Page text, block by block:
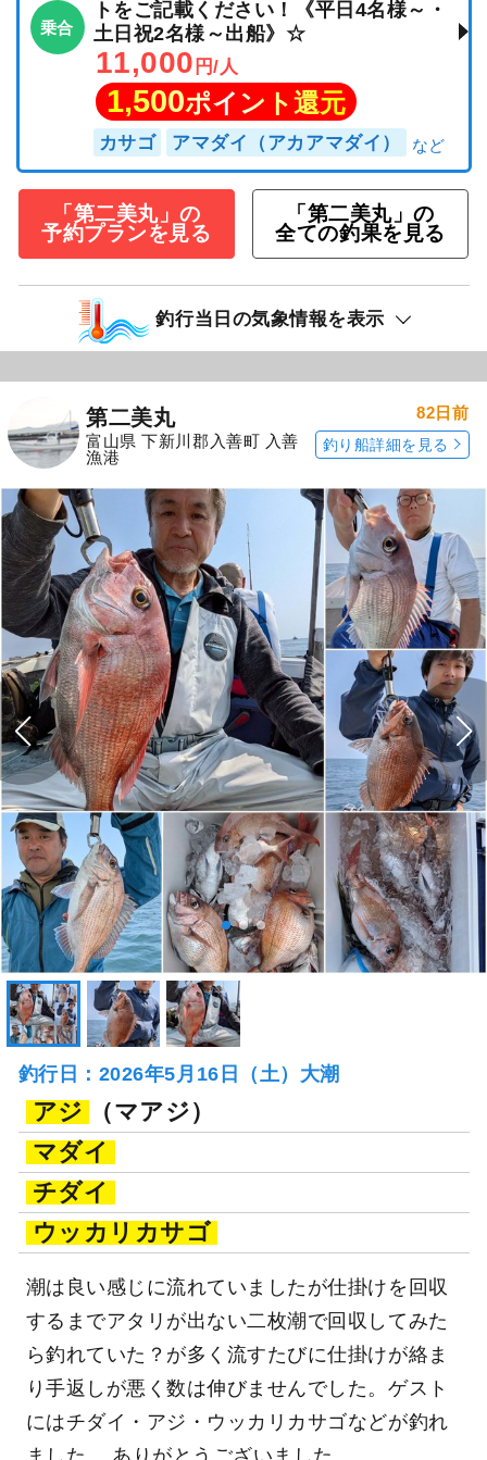
乗合
トをご記載ください！《平日4名様～・
土日祝2名様～出船》☆
11,000 円/人
1,500ポイント還元
カサゴ アマダイ（アカアマダイ）
「第二美丸」の
予約プランを見る
「第二美丸」の
全ての釣果を見る
釣行当日の気象情報を表示
第二美丸
富山県 下新川郡入善町 入善
漁港
82日前
釣り船詳細を見る
釣行日：2026年5月16日（土）大潮
アジ
（マアジ）
マダイ
チダイ
ウッカリカサゴ
潮は良い感じに流れていましたが仕掛けを回収
するまでアタリが出ない二枚潮で回収してみた
ら釣れていた？が多く流すたびに仕掛けが絡ま
り手返しが悪く数は伸びませんでした。ゲスト
にはチダイ・アジ・ウッカリカサゴなどが釣れ